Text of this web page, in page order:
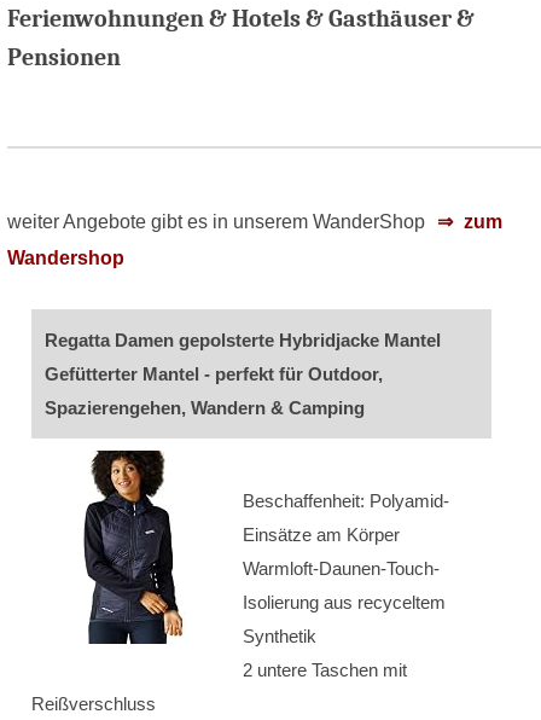
Ferienwohnungen & Hotels & Gasthäuser &
Pensionen
weiter Angebote gibt es in unserem WanderShop
zum
Wandershop
Regatta Damen gepolsterte Hybridjacke Mantel
Gefütterter Mantel - perfekt für Outdoor,
Spazierengehen, Wandern & Camping
Beschaffenheit: Polyamid-
Einsätze am Körper
Warmloft-Daunen-Touch-
Isolierung aus recyceltem
Synthetik
2 untere Taschen mit
Reißverschluss